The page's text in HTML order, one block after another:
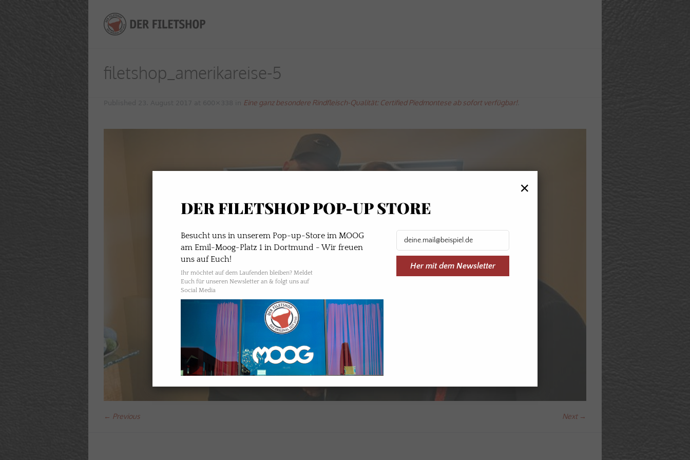
filetshop_amerikareise-5
Eine ganz besondere Rindfleisch-Qualität: Certified Piedmontese ab sofort verfügbar!.
← Previous Next →
DER FILETSHOP POP-UP STORE
Besucht uns in unserem Pop-up-Store im MOOG
am Emil-Moog-Platz 1 in Dortmund - Wir freuen
uns auf Euch!
Ihr möchtet auf dem Laufenden bleiben? Meldet
Euch für unseren Newsletter an & folgt uns auf
Social Media
Her mit dem Newsletter
×